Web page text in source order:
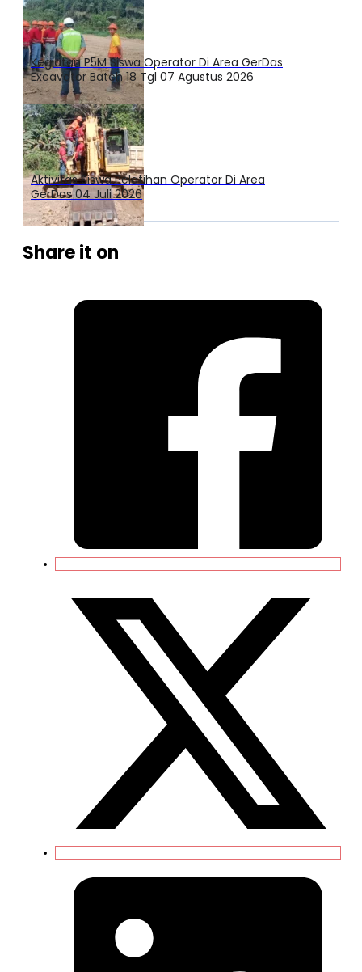
Kegiatan P5M Siswa Operator Di Area GerDas
Excavator Batch 18 Tgl 07 Agustus 2026
Aktivitas Siswa Pelatihan Operator Di Area
GerDas 04 Juli 2026
Share it on